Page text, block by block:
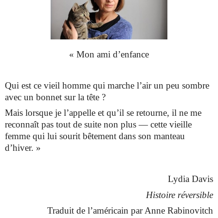
« Mon ami d’enfance
Qui est ce vieil homme qui marche l’air un peu sombre
avec un bonnet sur la tête ?
Mais lorsque je l’appelle et qu’il se retourne, il ne me
reconnaît pas tout de suite non plus — cette vieille
femme qui lui sourit bêtement dans son manteau
d’hiver. »
Lydia Davis
Histoire réversible
Traduit de l’américain par Anne Rabinovitch